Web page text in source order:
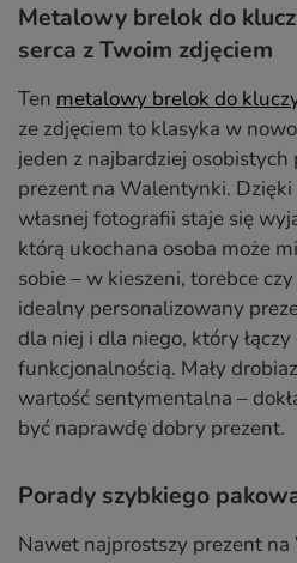
Metalowy brelok do
serca z Twoim zdjęciem
Ten metalowy brelok do
ze zdjęciem to klasyka w
jeden z najbardziej osobistych
prezent na Walentynki.
własnej fotografii staje się
którą ukochana osoba może
sobie – w kieszeni, torebce
idealny personalizowany
dla niej i dla niego, który
funkcjonalnością. Mały
wartość sentymentalna –
być naprawdę dobry prezent.
Porady szybkiego
Nawet najprostszy prezent